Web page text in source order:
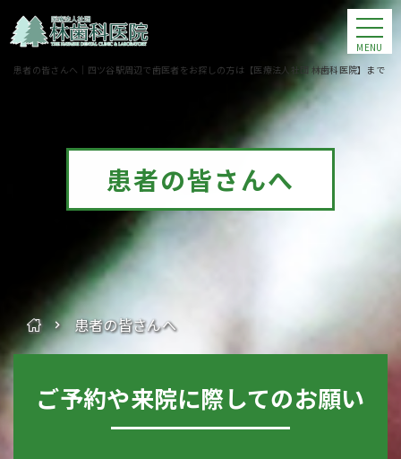
MENU
患者の皆さんへ｜四ツ谷駅周辺で歯医者をお探しの方は【医療法人社団 林歯科医院】まで
患者の皆さんへ
患者の皆さんへ
ご予約や来院に際してのお願い